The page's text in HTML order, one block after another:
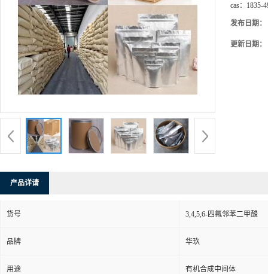
cas： 1835-
发布日期：
更新日期：
产品详请
货号 3,4,5,6-四氟邻苯二甲酸
品牌 华玖
用途 有机合成中间体